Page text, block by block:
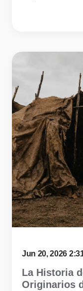
Jun 20, 2026
La Historia
Originarios